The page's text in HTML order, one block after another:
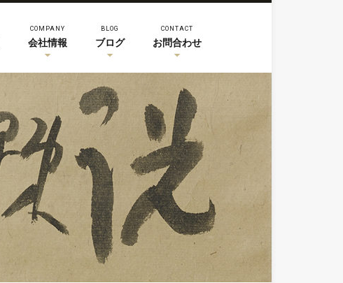
COMPANY
会社情報
BLOG
ブログ
CONTACT
お問合わせ